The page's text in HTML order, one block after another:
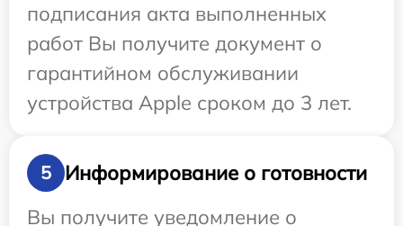
подписания акта выполненных
работ Вы получите документ о
гарантийном обслуживании
устройства Apple сроком до 3 лет.
5
Информирование о готовности
Вы получите уведомление о